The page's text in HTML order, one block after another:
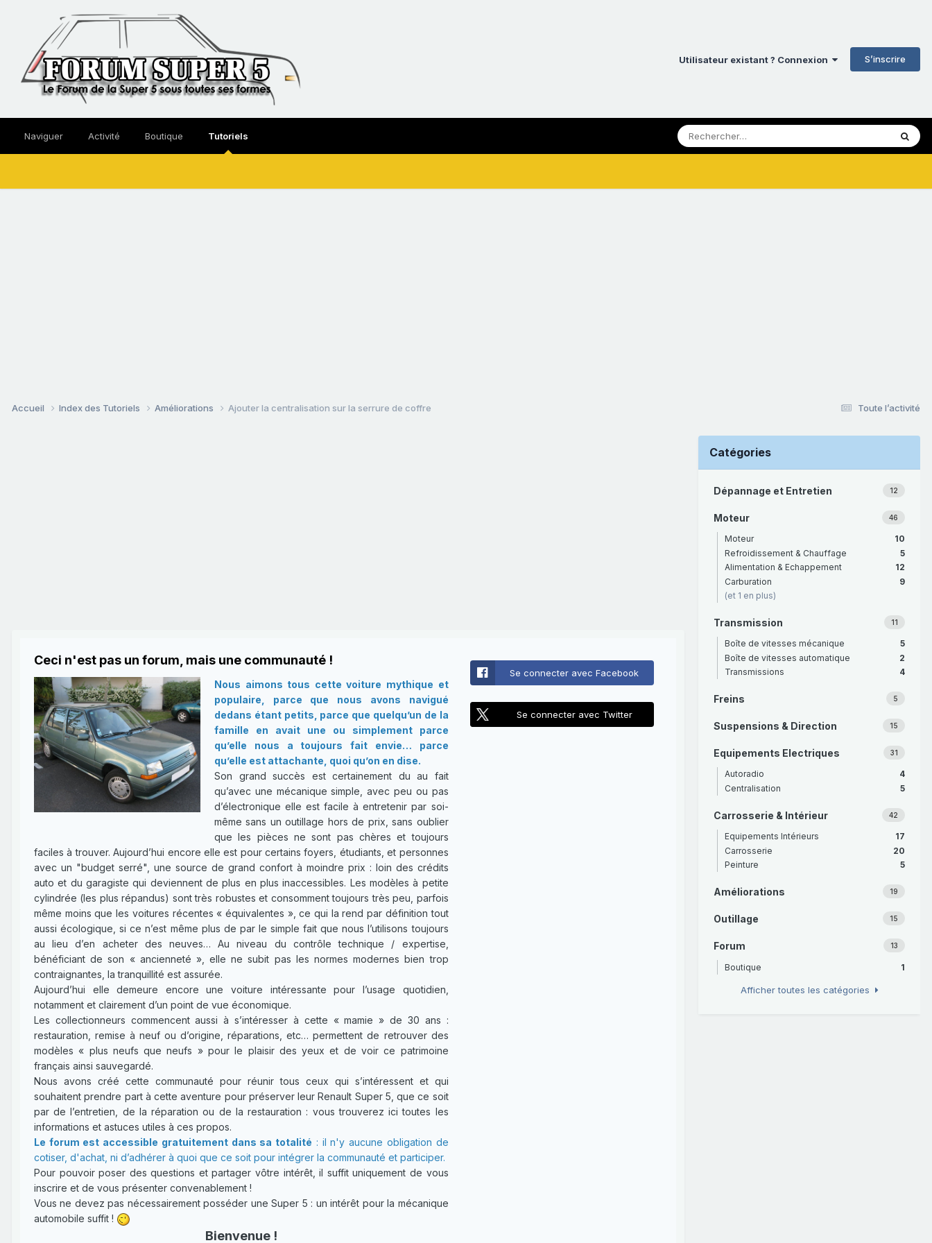
Utilisateur existant ? Connexion S’inscrire
Naviguer Activité Boutique Tutoriels
Toute l’activité
Accueil Index des Tutoriels Améliorations Ajouter la centralisation sur la serrure de coffre
Ceci n'est pas un forum, mais une communauté !
Nous aimons tous cette voiture mythique et
populaire, parce que nous avons navigué
dedans étant petits, parce que quelqu’un de la
famille en avait une ou simplement parce
qu’elle nous a toujours fait envie… parce
qu’elle est attachante, quoi qu’on en dise.
Son grand succès est certainement du au fait
qu’avec une mécanique simple, avec peu ou pas
d’électronique elle est facile à entretenir par soi-
même sans un outillage hors de prix, sans oublier
que les pièces ne sont pas chères et toujours
faciles à trouver. Aujourd’hui encore elle est pour certains foyers, étudiants, et personnes
avec un "budget serré", une source de grand confort à moindre prix : loin des crédits
auto et du garagiste qui deviennent de plus en plus inaccessibles. Les modèles à petite
cylindrée (les plus répandus) sont très robustes et consomment toujours très peu, parfois
même moins que les voitures récentes « équivalentes », ce qui la rend par définition tout
aussi écologique, si ce n’est même plus de par le simple fait que nous l’utilisons toujours
au lieu d’en acheter des neuves… Au niveau du contrôle technique / expertise,
bénéficiant de son « ancienneté », elle ne subit pas les normes modernes bien trop
contraignantes, la tranquillité est assurée.
Aujourd’hui elle demeure encore une voiture intéressante pour l’usage quotidien,
notamment et clairement d’un point de vue économique.
Les collectionneurs commencent aussi à s’intéresser à cette « mamie » de 30 ans :
restauration, remise à neuf ou d’origine, réparations, etc… permettent de retrouver des
modèles « plus neufs que neufs » pour le plaisir des yeux et de voir ce patrimoine
français ainsi sauvegardé.
Nous avons créé cette communauté pour réunir tous ceux qui s’intéressent et qui
souhaitent prendre part à cette aventure pour préserver leur Renault Super 5, que ce soit
par de l’entretien, de la réparation ou de la restauration : vous trouverez ici toutes les
informations et astuces utiles à ces propos.
Le forum est accessible gratuitement dans sa totalité : il n'y aucune obligation de
cotiser, d'achat, ni d’adhérer à quoi que ce soit pour intégrer la communauté et participer.
Pour pouvoir poser des questions et partager vôtre intérêt, il suffit uniquement de vous
inscrire et de vous présenter convenablement !
Vous ne devez pas nécessairement posséder une Super 5 : un intérêt pour la mécanique
automobile suffit !
Bienvenue !
Se connecter avec Facebook
Se connecter avec Twitter
Catégories
12
Dépannage et Entretien
46
Moteur
10
Moteur
5
Refroidissement & Chauffage
12
Alimentation & Echappement
9
Carburation
(et 1 en plus)
11
Transmission
5
Boîte de vitesses mécanique
2
Boîte de vitesses automatique
4
Transmissions
5
Freins
15
Suspensions & Direction
31
Equipements Electriques
4
Autoradio
5
Centralisation
42
Carrosserie & Intérieur
17
Equipements Intérieurs
20
Carrosserie
5
Peinture
19
Améliorations
15
Outillage
13
Forum
1
Boutique
Afficher toutes les catégories